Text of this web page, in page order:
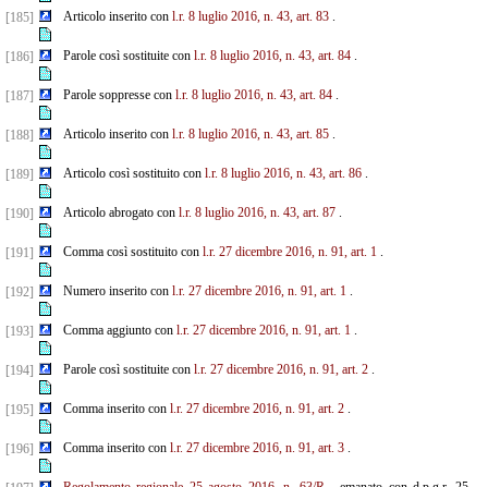
[185] Articolo inserito con l.r. 8 luglio 2016, n. 43, art. 83.
[186] Parole così sostituite con l.r. 8 luglio 2016, n. 43, art. 84.
[187] Parole soppresse con l.r. 8 luglio 2016, n. 43, art. 84.
[188] Articolo inserito con l.r. 8 luglio 2016, n. 43, art. 85.
[189] Articolo così sostituito con l.r. 8 luglio 2016, n. 43, art. 86.
[190] Articolo abrogato con l.r. 8 luglio 2016, n. 43, art. 87.
[191] Comma così sostituito con l.r. 27 dicembre 2016, n. 91, art. 1.
[192] Numero inserito con l.r. 27 dicembre 2016, n. 91, art. 1.
[193] Comma aggiunto con l.r. 27 dicembre 2016, n. 91, art. 1.
[194] Parole così sostituite con l.r. 27 dicembre 2016, n. 91, art. 2.
[195] Comma inserito con l.r. 27 dicembre 2016, n. 91, art. 2.
[196] Comma inserito con l.r. 27 dicembre 2016, n. 91, art. 3.